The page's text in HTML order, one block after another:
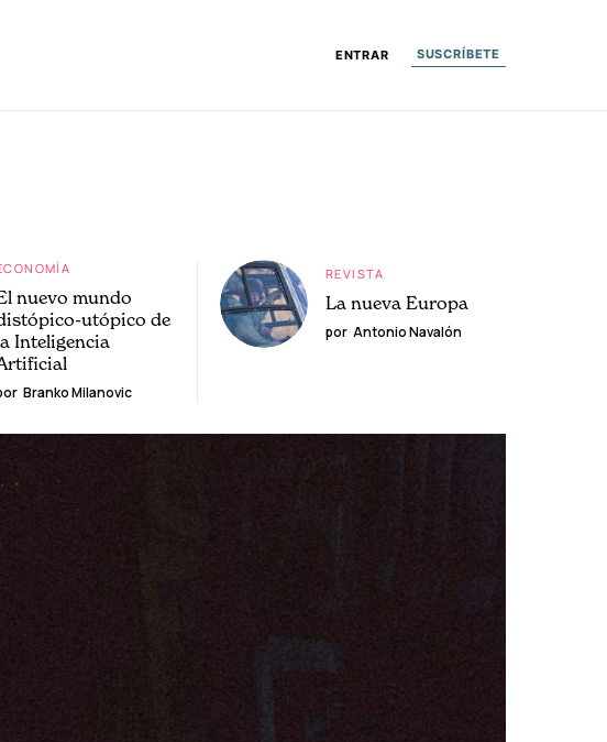
ENTRAR SUSCRÍBETE
nuevo mundo
utópico de
Inteligencia
Branko Milanovic
REVISTA
La nueva Europa
por Antonio Navalón